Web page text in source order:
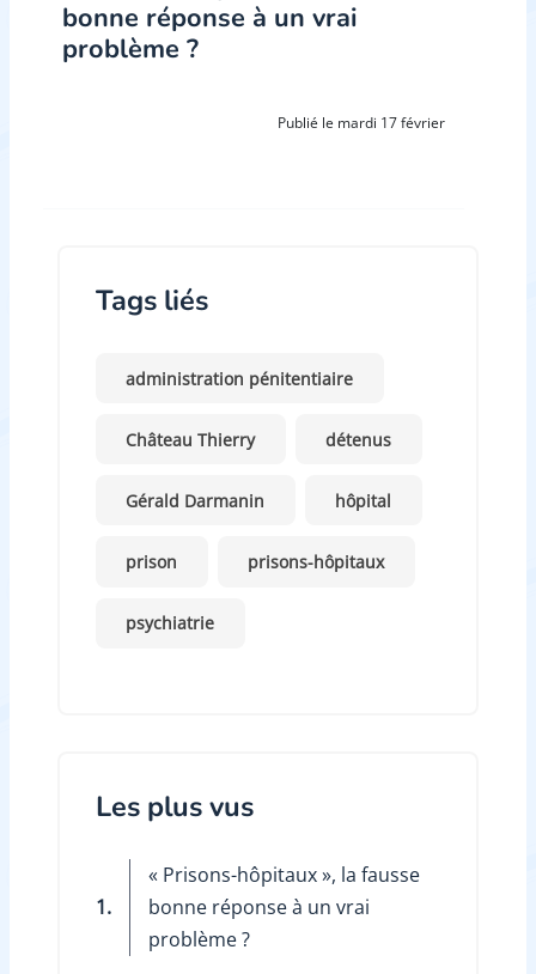
bonne réponse à un vrai
problème ?
Publié le mardi 17 février
Tags liés
administration pénitentiaire
Château Thierry détenus
Gérald Darmanin hôpital
prison prisons-hôpitaux
psychiatrie
Les plus vus
1.
« Prisons-hôpitaux », la fausse
bonne réponse à un vrai
problème ?